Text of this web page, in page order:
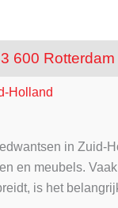
600
Holland
in Zuid-
en meubels.
is het